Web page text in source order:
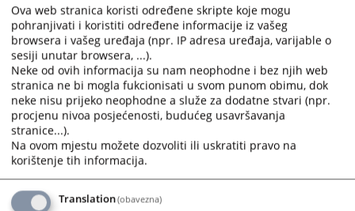
3411PREGLEDA
Ova web stranica koristi određene skripte koje mogu
pohranjivati i koristiti određene informacije iz vašeg
browsera i vašeg uređaja (npr. IP adresa uređaja, varijable o
sesiji unutar browsera, ...).
Neke od ovih informacija su nam neophodne i bez njih web
stranica ne bi mogla fukcionisati u svom punom obimu, dok
neke nisu prijeko neophodne a služe za dodatne stvari (npr.
procjenu nivoa posjećenosti, budućeg usavršavanja
stranice...).
Na ovom mjestu možete dozvoliti ili uskratiti pravo na
korištenje tih informacija.
Translation(obavezna)